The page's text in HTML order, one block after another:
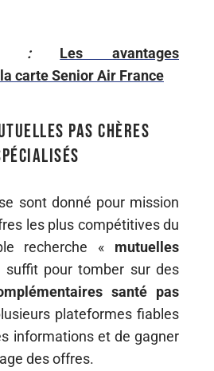
:
Les avantages
carte Senior Air France
pas chères
sont donné pour mission
les plus compétitives du
recherche « mutuelles
pour tomber sur des
santé pas
plateformes fiables
informations et de gagner
des offres.